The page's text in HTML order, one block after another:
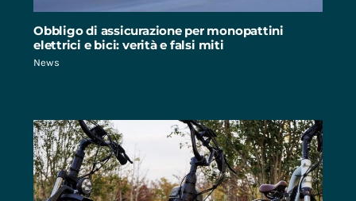
Obbligo di assicurazione per monopattini
elettrici e bici: verità e falsi miti
News